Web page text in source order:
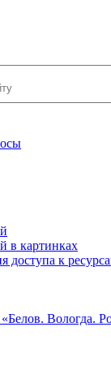
в картинках
доступа к
Вологда.